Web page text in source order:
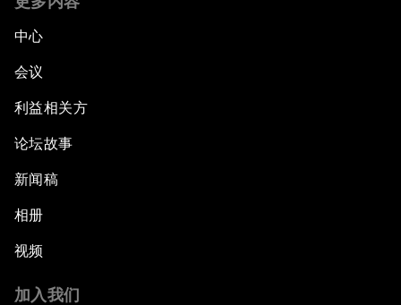
中心
会议
利益相关方
论坛故事
新闻稿
相册
视频
加入我们